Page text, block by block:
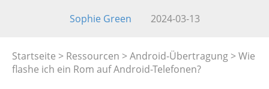
Sophie Green 2024-03-13
Startseite > Ressourcen >Android-Übertragung > Wie
flashe ich ein Rom auf Android-Telefonen?